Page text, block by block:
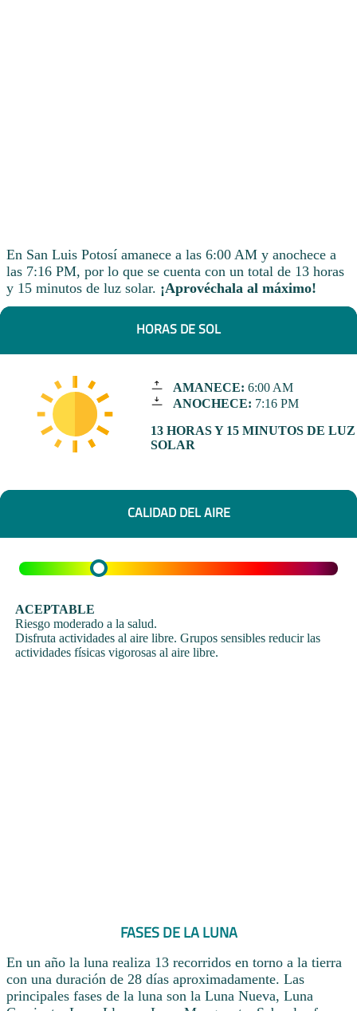
En San Luis Potosí amanece a las 6:00 AM y anochece a
las 7:16 PM, por lo que se cuenta con un total de 13 horas
y 15 minutos de luz solar. ¡Aprovéchala al máximo!
HORAS DE SOL
AMANECE: 6:00 AM
ANOCHECE: 7:16 PM
13 HORAS Y 15 MINUTOS DE LUZ
SOLAR
CALIDAD DEL AIRE
ACEPTABLE
Riesgo moderado a la salud.
Disfruta actividades al aire libre. Grupos sensibles reducir las
actividades físicas vigorosas al aire libre.
FASES DE LA LUNA
En un año la luna realiza 13 recorridos en torno a la tierra
con una duración de 28 días aproximadamente. Las
principales fases de la luna son la Luna Nueva, Luna